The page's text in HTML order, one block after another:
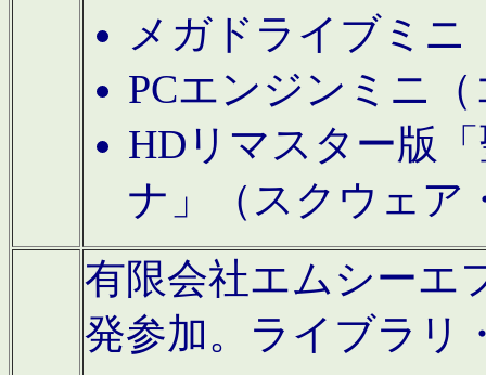
メガドライブミニ
PCエンジンミニ
HDリマスター版
ナ」（スクウェア
有限会社エムシーエ
発参加。ライブラリ